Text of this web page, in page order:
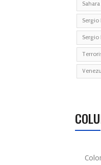
Sergio
Sergio